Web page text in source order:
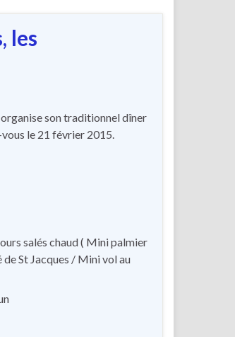
les
son traditionnel dîner
vous le 21 février 2015.
salés chaud ( Mini palmier
St Jacques / Mini vol au